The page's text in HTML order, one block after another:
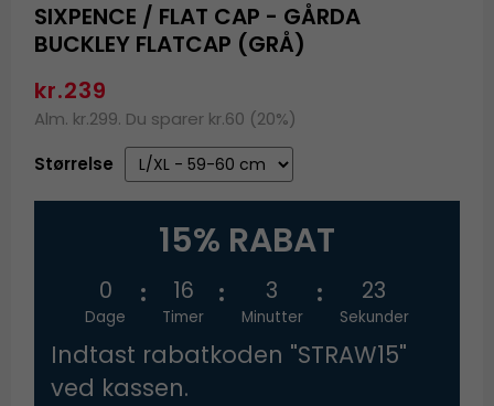
SIXPENCE / FLAT CAP - GÅRDA
BUCKLEY FLATCAP (GRÅ)
kr.239
Alm. kr.299. Du sparer kr.60 (20%)
Størrelse
15% RABAT
0
Dage
16
Timer
3
Minutter
23
Sekunder
Indtast rabatkoden "STRAW15"
ved kassen.